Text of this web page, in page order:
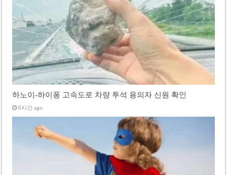
하노이-하이퐁 고속도로 차량 투석 용의자 신원 확인
6시간 ago